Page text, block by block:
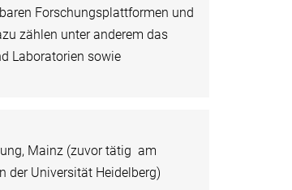
Forschungsplattformen und
zählen unter anderem das
Laboratorien sowie
Mainz (zuvor tätig am
der Universität Heidelberg)